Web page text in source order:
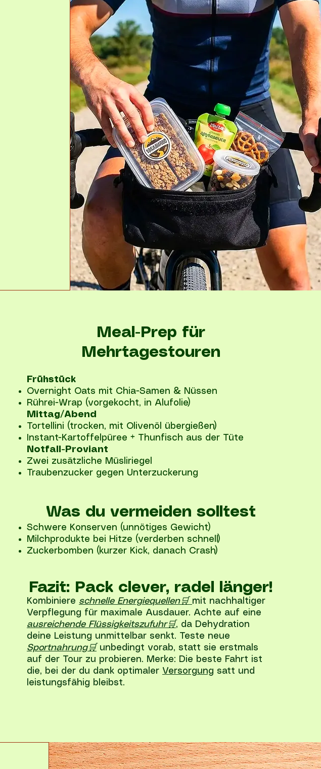
Meal-Prep für
Mehrtagestouren
Frühstück
Overnight Oats mit Chia-Samen & Nüssen
Rührei-Wrap (vorgekocht, in Alufolie)
Mittag/Abend
Tortellini (trocken, mit Olivenöl übergießen)
Instant-Kartoffelpüree + Thunfisch aus der Tüte
Notfall-Proviant
Zwei zusätzliche Müsliriegel
Traubenzucker gegen Unterzuckerung
Was du vermeiden solltest
Schwere Konserven (unnötiges Gewicht)
Milchprodukte bei Hitze (verderben schnell)
Zuckerbomben (kurzer Kick, danach Crash)
Fazit: Pack clever, radel länger!
Kombiniere schnelle Energiequellen🛒 mit nachhaltiger
Verpflegung für maximale Ausdauer. Achte auf eine
ausreichende Flüssigkeitszufuhr🛒, da Dehydration
deine Leistung unmittelbar senkt. Teste neue
Sportnahrung🛒 unbedingt vorab, statt sie erstmals
auf der Tour zu probieren. Merke: Die beste Fahrt ist
die, bei der du dank optimaler Versorgung satt und
leistungsfähig bleibst.